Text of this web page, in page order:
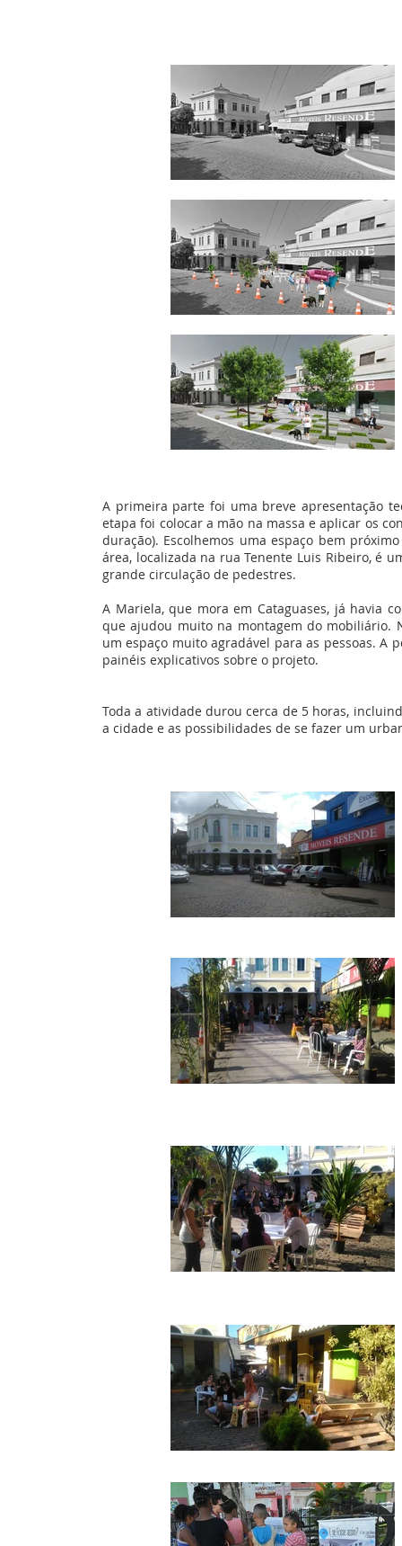
A primeira parte foi uma breve apresentação
etapa foi colocar a mão na massa e aplicar os
duração). Escolhemos uma espaço bem
área, localizada na rua Tenente Luis Ribeiro, é
grande circulação de pedestres.
A Mariela, que mora em Cataguases, já havia
que ajudou muito na montagem do mobiliário.
um espaço muito agradável para as pessoas.
painéis explicativos sobre o projeto.
Toda a atividade durou cerca de 5 horas,
a cidade e as possibilidades de se fazer um